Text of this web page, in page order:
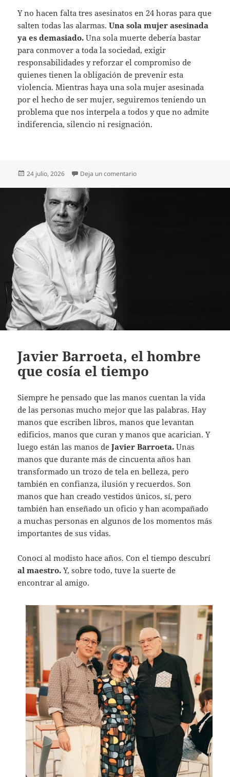
Y no hacen falta tres asesinatos en 24 horas para que
salten todas las alarmas.Una sola mujer asesinada
ya es demasiado. Una sola muerte debería bastar
para conmover a toda la sociedad, exigir
responsabilidades y reforzar el compromiso de
quienes tienen la obligación de prevenir esta
violencia. Mientras haya una sola mujer asesinada
por el hecho de ser mujer, seguiremos teniendo un
problema que nos interpela a todos y que no admite
indiferencia, silencio ni resignación.
Publicado
24 julio, 2026 Deja un comentarioen Nos estamos
Javier Barroeta, el hombre
que cosía el tiempo
Siempre he pensado que las manos cuentan la vida
de las personas mucho mejor que las palabras. Hay
manos que escriben libros, manos que levantan
edificios, manos que curan y manos que acarician. Y
luego están las manos deJavier Barroeta. Unas
manos que durante más de cincuenta años han
transformado un trozo de tela en belleza, pero
también en confianza, ilusión y recuerdos. Son
manos que han creado vestidos únicos, sí, pero
también han enseñado un oficio y han acompañado
a muchas personas en algunos de los momentos más
importantes de sus vidas.
Conocí al modisto hace años. Con el tiempo descubrí
al maestro. Y, sobre todo, tuve la suerte de
encontrar al amigo.